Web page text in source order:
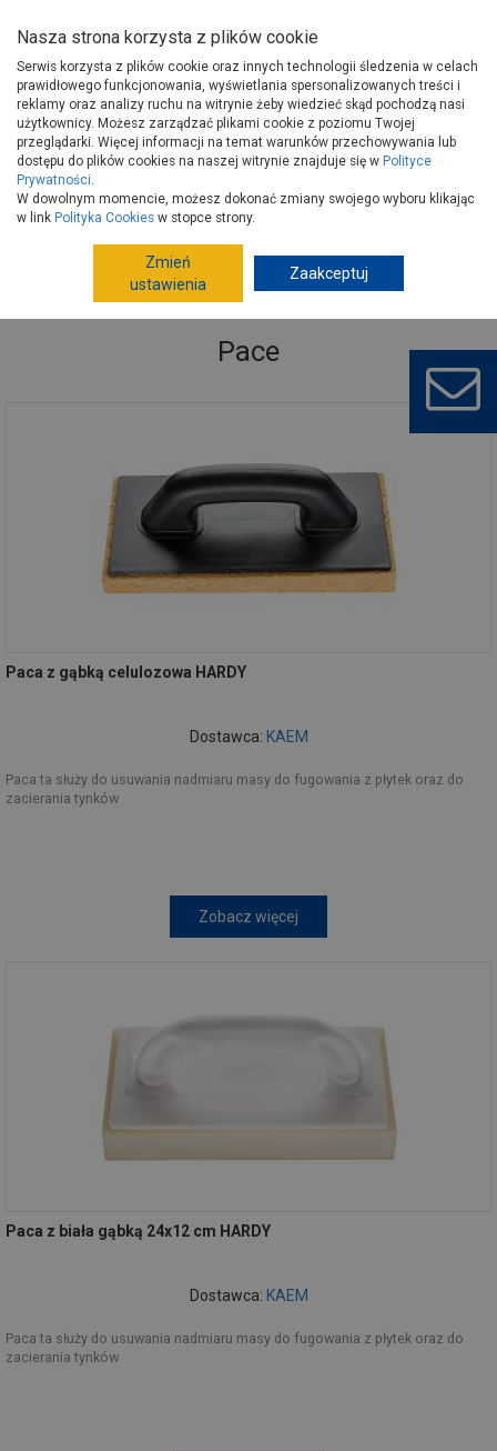
Strona główna Narzędzia
Narzędzia ręczne, warsztat
Narzędzia murarskie
Pace
Pace
Paca z gąbką celulozowa HARDY
Dostawca: KAEM
Paca ta służy do usuwania nadmiaru masy do fugowania z płytek oraz do
zacierania tynków
Zobacz więcej
Paca z biała gąbką 24x12 cm HARDY
Dostawca: KAEM
Paca ta służy do usuwania nadmiaru masy do fugowania z płytek oraz do
zacierania tynków
Nasza strona korzysta z plików cookie
Serwis korzysta z plików cookie oraz innych technologii śledzenia w celach
prawidłowego funkcjonowania, wyświetlania spersonalizowanych treści i
reklamy oraz analizy ruchu na witrynie żeby wiedzieć skąd pochodzą nasi
użytkownicy. Możesz zarządzać plikami cookie z poziomu Twojej
przeglądarki. Więcej informacji na temat warunków przechowywania lub
dostępu do plików cookies na naszej witrynie znajduje się w Polityce
Prywatności.
W dowolnym momencie, możesz dokonać zmiany swojego wyboru klikając
w link Polityka Cookies w stopce strony.
Zmień
ustawienia
Zaakceptuj